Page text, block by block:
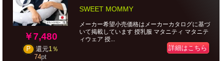
￥7,480
P 還元1％
74pt
SWEET MOMMY
メーカー希望小売価格はメーカーカタログに基づ
いて掲載しています 授乳服 マタニティ マタニテ
ィウェア 授...
詳細はこちら